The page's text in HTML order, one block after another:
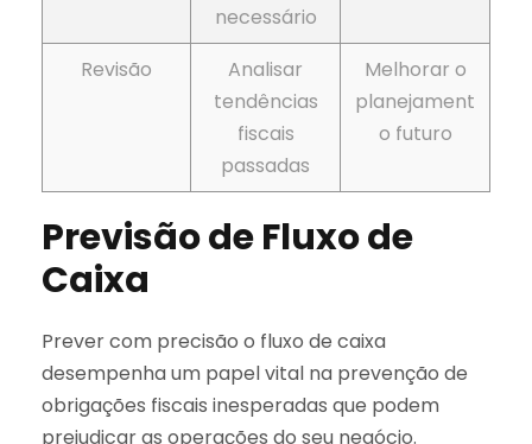
necessário
Revisão
Analisar
tendências
fiscais
passadas
Melhorar o
planejament
o futuro
Previsão de Fluxo de
Caixa
Prever com precisão o fluxo de caixa
desempenha um papel vital na prevenção de
obrigações fiscais inesperadas que podem
prejudicar as operações do seu negócio.